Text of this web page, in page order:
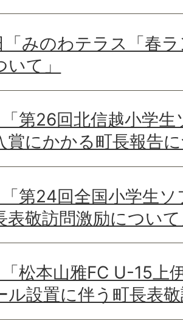
みのわテラス「春
て」
第26回北信越小学
賞にかかる町長報告
第24回全国小学生
表敬訪問激励につい
松本山雅FC U-15上
ル設置に伴う町長表